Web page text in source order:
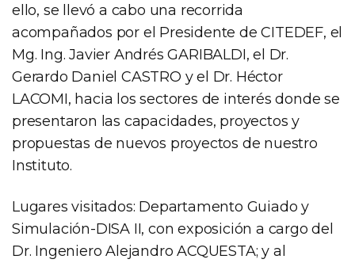
ello, se llevó a cabo una recorrida
acompañados por el Presidente de CITEDEF, el
Mg. Ing. Javier Andrés GARIBALDI, el Dr.
Gerardo Daniel CASTRO y el Dr. Héctor
LACOMI, hacia los sectores de interés donde se
presentaron las capacidades, proyectos y
propuestas de nuevos proyectos de nuestro
Instituto.
Lugares visitados: Departamento Guiado y
Simulación-DISA II, con exposición a cargo del
Dr. Ingeniero Alejandro ACQUESTA; y al